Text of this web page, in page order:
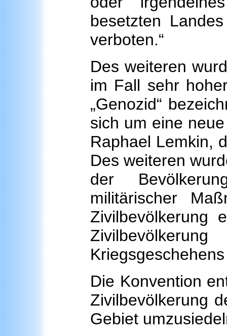
besetzten
verboten.“
Des weiteren
im Fall sehr
„Genozid“
sich um eine
Raphael Lemkin,
Des weiteren
der
militärischer
Zivilbevölkerung
Die Konvention
Zivilbevölkerung
Gebiet